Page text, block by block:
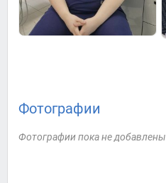
Фотографии
Фотографии пока не добавлены